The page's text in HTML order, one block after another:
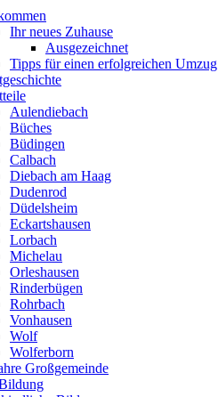
Ihr neues Zuhause
Ausgezeichnet
Tipps für einen erfolgreichen Umzug
Aulendiebach
Büches
Büdingen
Calbach
Diebach am Haag
Dudenrod
Düdelsheim
Eckartshausen
Lorbach
Michelau
Orleshausen
Rinderbügen
Rohrbach
Vonhausen
Wolf
Wolferborn
Großgemeinde